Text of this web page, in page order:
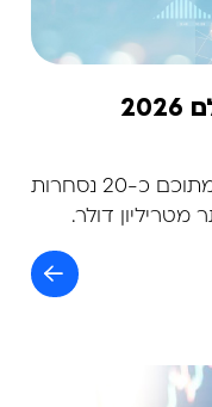
ישנן מאות בורסות ברחבי העולם, מתוכם כ-20 נסחרות
מטריליון דולר.